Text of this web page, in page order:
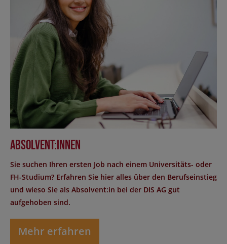
Absolvent:innen
Sie suchen Ihren ersten Job nach einem Universitäts- oder
FH-Studium? Erfahren Sie hier alles über den Berufseinstieg
und wieso Sie als Absolvent:in bei der DIS AG gut
aufgehoben sind.
Mehr erfahren